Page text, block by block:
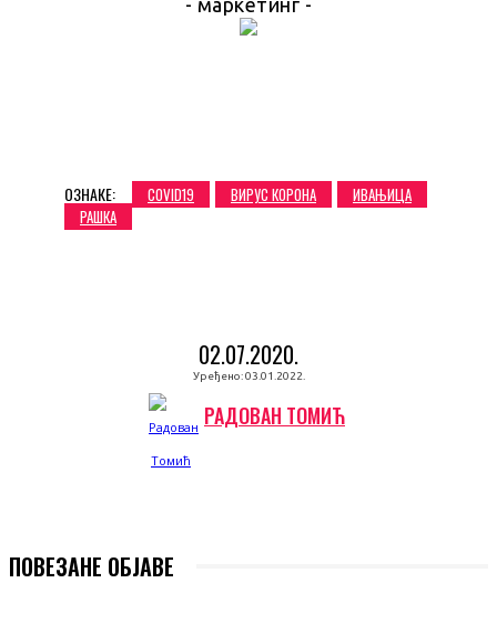
ОЗНАКЕ: COVID19 ВИРУС КОРОНА
ИВАЊИЦА
РАШКА
02.07.2020.
Уређено: 03.01.2022.
РАДОВАН ТОМИЋ
ПОВЕЗАНЕ ОБЈАВЕ